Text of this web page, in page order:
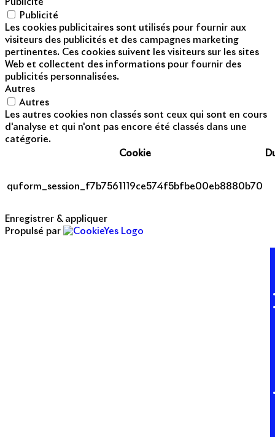
Publicité
Publicité
Les cookies publicitaires sont utilisés pour fournir aux
visiteurs des publicités et des campagnes marketing
pertinentes. Ces cookies suivent les visiteurs sur les sites
Web et collectent des informations pour fournir des
publicités personnalisées.
Autres
Autres
Les autres cookies non classés sont ceux qui sont en cours
d'analyse et qui n'ont pas encore été classés dans une
catégorie.
Cookie
quform_session_f7b7561119ce574f5bfbe00eb8880b70
Enregistrer & appliquer
Propulsé par